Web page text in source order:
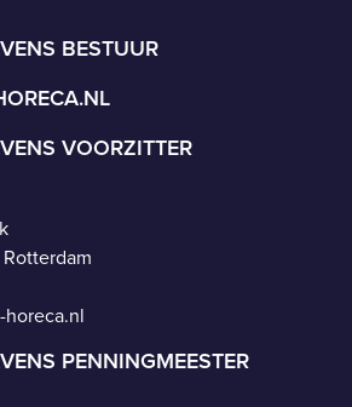
BESTUUR
VOORZITTER
PENNINGMEESTER